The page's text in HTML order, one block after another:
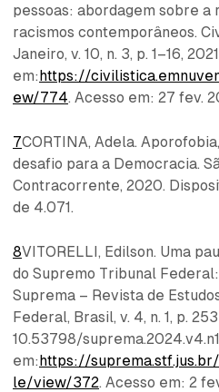
pessoas: abordagem sobre a
racismos contemporâneos.
Janeiro, v. 10, n. 3, p. 1–16,
em:https://
ew/774. Acesso em: 27 fev.
7CORTINA, Adela.
desafio para a Democracia.
Contracorrente, 2020.
de 4.071.
8VITORELLI, Edilson. Uma
do Supremo Tribunal
Suprema – Revista de
Federal, Brasil, v. 4, n. 1, p.
10.53798/
em:https://
le/view/372. Acesso em: 2